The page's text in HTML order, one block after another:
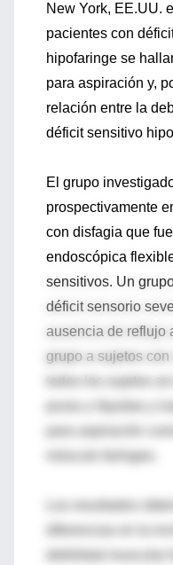
New York, EE.UU.
pacientes con
hipofaringe se
para aspiración y,
relación entre la
déficit sensitivo
El grupo
prospectivamente
con disfagia que
endoscópica
sensitivos. Un
déficit sensorio
ausencia de reflujo
grupo a sujetos
todos los sujetos
puras y líquidas y
músculo faríngeo.
debilidad muscular